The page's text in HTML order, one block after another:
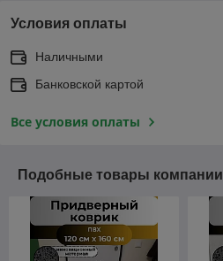
Условия оплаты
Наличными
Банковской картой
Все условия оплаты
Подобные товары компании